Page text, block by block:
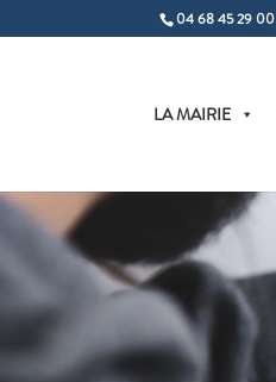
04 68 45 29 00
LA MAIRIE